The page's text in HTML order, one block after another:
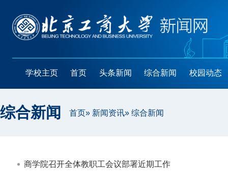
学校主页 首页 头条新闻 综合新闻 校园动态
综合新闻 首页» 新闻资讯» 综合新闻
商学院召开全体教职工会议部署近期工作​